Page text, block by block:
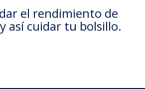
el rendimiento de
así cuidar tu bolsillo.